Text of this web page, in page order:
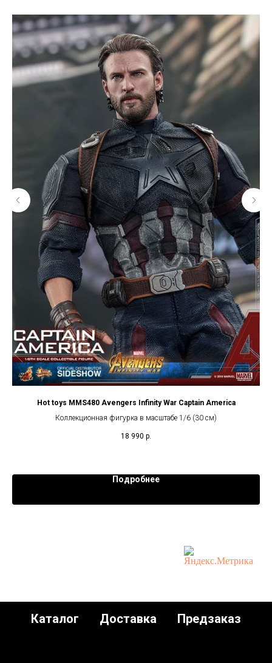
Hot toys MMS480 Avengers Infinity War Captain America
Коллекционная фигурка в масштабе 1/6 (30 см)
18 990 р.
Подробнее
Каталог Доставка Предзаказ